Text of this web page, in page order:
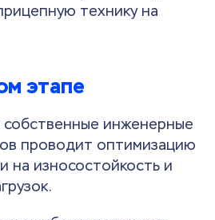
технику на
этапе
инженерные
проводит оптимизацию
на износостойкость и